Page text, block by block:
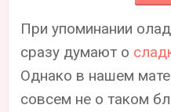
При упоминании
сразу думают о
Однако в нашем
совсем не о таком